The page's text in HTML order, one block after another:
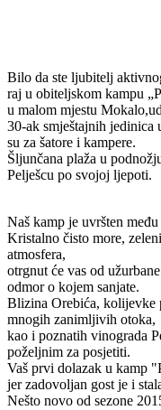
Bilo da ste ljubitelj
raj u obiteljskom kampu
u malom mjestu
30-ak smještajnih jedinica
su za šatore i kampere.
Šljunčana plaža u
Pelješcu po svojoj ljepoti.
Naš kamp je uvršten
Kristalno čisto more,
atmosfera,
otrgnut će vas od
odmor o kojem sanjate.
Blizina Orebića, kolijevke
mnogih zanimljivih otoka,
kao i poznatih vinograda
poželjnim za posjetiti.
Vaš prvi dolazak u kamp
jer zadovoljan gost je i
Nešto novo od sezone